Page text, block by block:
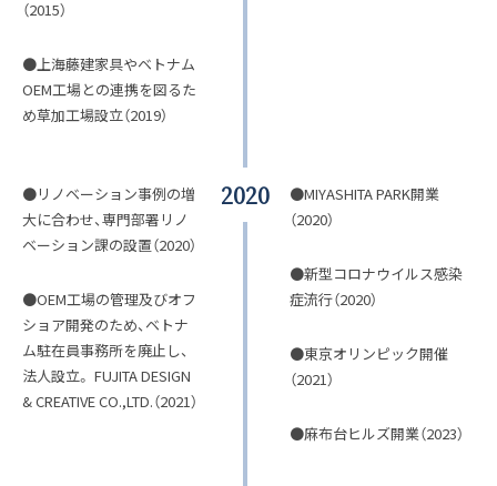
（2015）
●上海藤建家具やベトナム
OEM工場との連携を図るた
め草加工場設立（2019）
●リノベーション事例の増
大に合わせ、専門部署リノ
ベーション課の設置（2020）
●OEM工場の管理及びオフ
ショア開発のため、ベトナ
ム駐在員事務所を廃止し、
法人設立。 FUJITA DESIGN
& CREATIVE CO.,LTD.（2021）
2020
●MIYASHITA PARK開業
（2020）
●新型コロナウイルス感染
症流行（2020）
●東京オリンピック開催
（2021）
●麻布台ヒルズ開業（2023）